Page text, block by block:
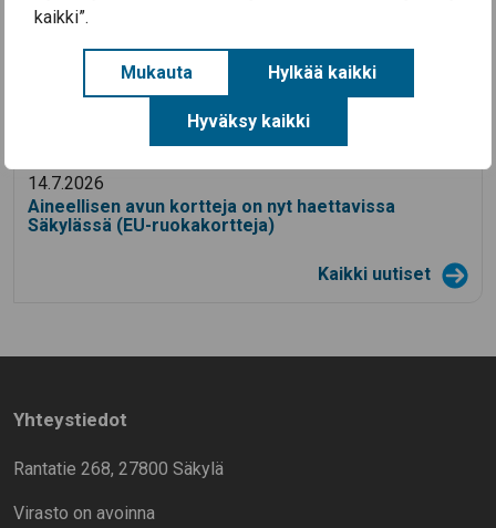
kaikki”.
Mukauta Hylkää kaikki
Hyväksy kaikki
Ajankohtaista
Säkylän Taiteiden yö 2026
14.7.2026
Aineellisen avun kortteja on nyt haettavissa
Säkylässä (EU-ruokakortteja)
Kaikki uutiset
Yhteystiedot
Rantatie 268, 27800 Säkylä
Virasto on avoinna